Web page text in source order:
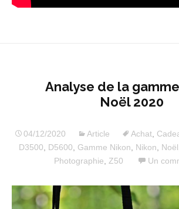
Analyse de la
Noël 2020
04/12/2020 Article Achat
D3500
D5600 Gamme Nikon Nikon Noël
Photographie
Z50 Un